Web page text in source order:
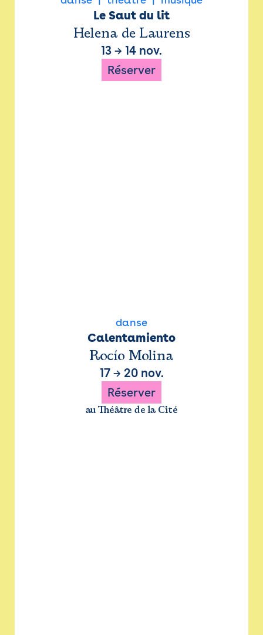
Le Saut du lit
Helena de Laurens
13 → 14 nov.
Réserver
danse
Calentamiento
Rocío Molina
17→ 20 nov.
Réserver
au Théâtre de la Cité